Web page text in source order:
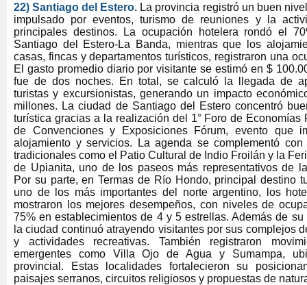
22) Santiago del Estero. La provincia registró un buen
impulsado por eventos, turismo de reuniones y la
principales destinos. La ocupación hotelera rondó el
Santiago del Estero-La Banda, mientras que los
casas, fincas y departamentos turísticos, registraron una
El gasto promedio diario por visitante se estimó en $
fue de dos noches. En total, se calculó la llegada de
turistas y excursionistas, generando un impacto
millones. La ciudad de Santiago del Estero concentró
turística gracias a la realización del 1° Foro de Economías
de Convenciones y Exposiciones Fórum, evento que
alojamiento y servicios. La agenda se complementó con
tradicionales como el Patio Cultural de Indio Froilán y la
de Upianita, uno de los paseos más representativos de
Por su parte, en Termas de Río Hondo, principal destino
uno de los más importantes del norte argentino, los
mostraron los mejores desempeños, con niveles de
75% en establecimientos de 4 y 5 estrellas. Además de su
la ciudad continuó atrayendo visitantes por sus complejos
y actividades recreativas. También registraron
emergentes como Villa Ojo de Agua y Sumampa,
provincial. Estas localidades fortalecieron su
paisajes serranos, circuitos religiosos y propuestas de